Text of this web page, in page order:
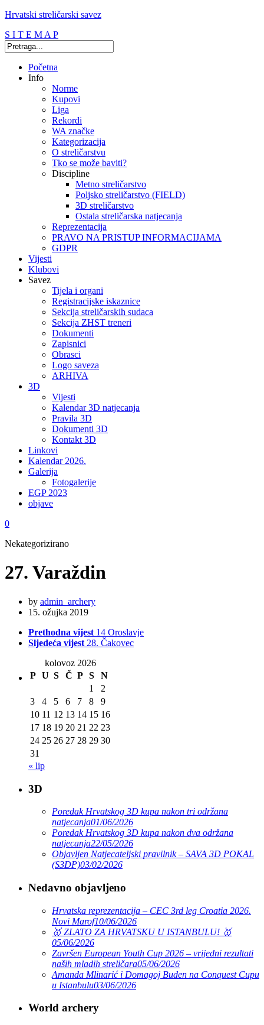
Hrvatski streličarski savez
S I T E M A P
Početna
Info
Norme
Kupovi
Liga
Rekordi
WA značke
Kategorizacija
O streličarstvu
Tko se može baviti?
Discipline
Metno streličarstvo
Poljsko streličarstvo (FIELD)
3D streličarstvo
Ostala streličarska natjecanja
Reprezentacija
PRAVO NA PRISTUP INFORMACIJAMA
GDPR
Vijesti
Klubovi
Savez
Tijela i organi
Registracijske iskaznice
Sekcija streličarskih sudaca
Sekcija ZHST treneri
Dokumenti
Zapisnici
Obrasci
Logo saveza
ARHIVA
3D
Vijesti
Kalendar 3D natjecanja
Pravila 3D
Dokumenti 3D
Kontakt 3D
Linkovi
Kalendar 2026.
Galerija
Fotogalerije
EGP 2023
objave
0
Nekategorizirano
27. Varaždin
by admin_archery
15. ožujka 2019
Prethodna vijest 14 Oroslavje
Sljedeća vijest 28. Čakovec
kolovoz 2026
P U S Č P S
N
1
2
3
4 5 6 7 8
9
10 11 12 13 14 15 16
17 18 19 20 21 22 23
24 25 26 27 28 29 30
31
« lip
3D
Poredak Hrvatskog 3D kupa nakon tri održana
natjecanja01/06/2026
Poredak Hrvatskog 3D kupa nakon dva održana
natjecanja22/05/2026
Objavljen Natjecateljski pravilnik – SAVA 3D POKAL
(S3DP)03/02/2026
Nedavno objavljeno
Hrvatska reprezentacija – CEC 3rd leg Croatia 2026.
Novi Marof10/06/2026
🥇 ZLATO ZA HRVATSKU U ISTANBULU! 🥇
05/06/2026
Završen European Youth Cup 2026 – vrijedni rezultati
naših mladih streličara05/06/2026
Amanda Mlinarić i Domagoj Buden na Conquest Cupu
u Istanbulu03/06/2026
World archery